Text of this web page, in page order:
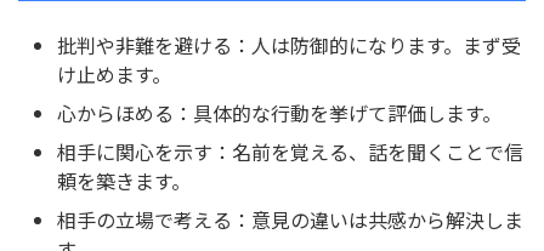
批判や非難を避ける：人は防御的になります。まず受
け止めます。
心からほめる：具体的な行動を挙げて評価します。
相手に関心を示す：名前を覚える、話を聞くことで信
頼を築きます。
相手の立場で考える：意見の違いは共感から解決しま